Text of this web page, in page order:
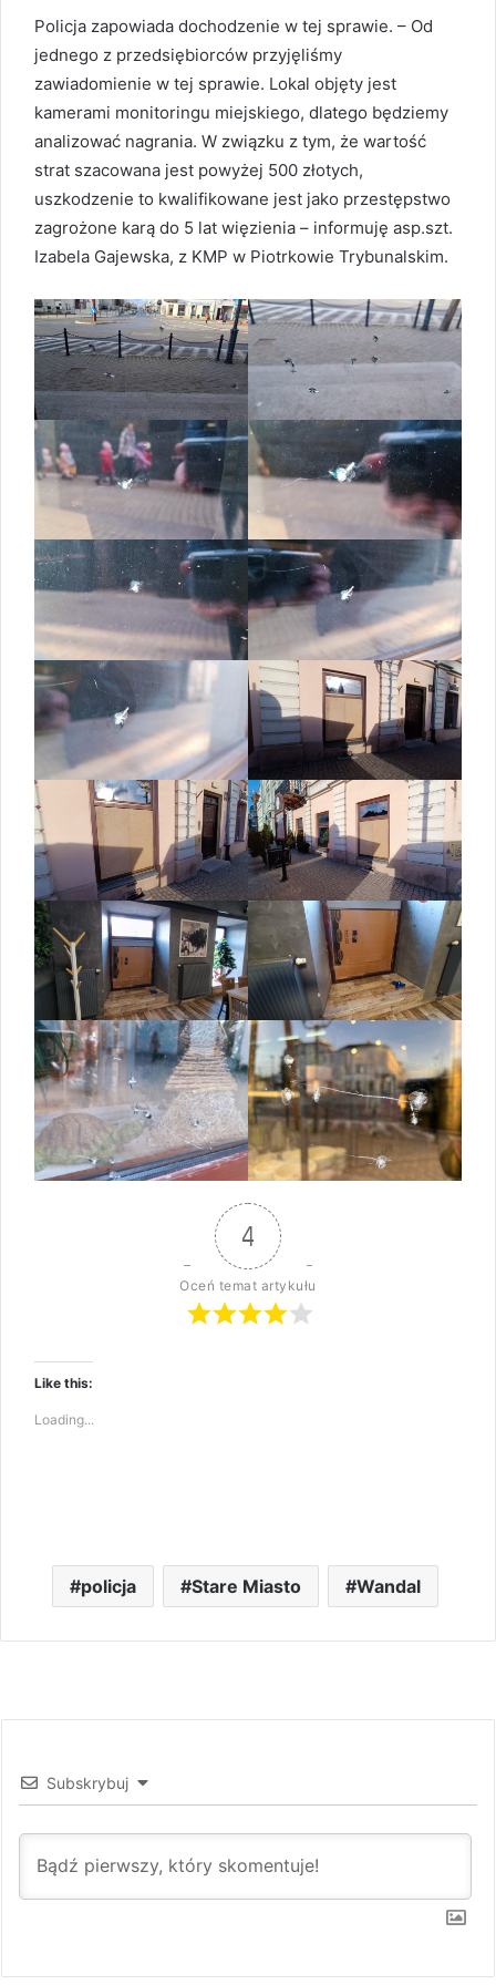
Policja zapowiada dochodzenie w tej sprawie. – Od
jednego z przedsiębiorców przyjęliśmy
zawiadomienie w tej sprawie. Lokal objęty jest
kamerami monitoringu miejskiego, dlatego będziemy
analizować nagrania. W związku z tym, że wartość
strat szacowana jest powyżej 500 złotych,
uszkodzenie to kwalifikowane jest jako przestępstwo
zagrożone karą do 5 lat więzienia – informuję asp.szt.
Izabela Gajewska, z KMP w Piotrkowie Trybunalskim.
4
Oceń temat artykułu
Like this:
Loading...
policja Stare Miasto Wandal
Subskrybuj